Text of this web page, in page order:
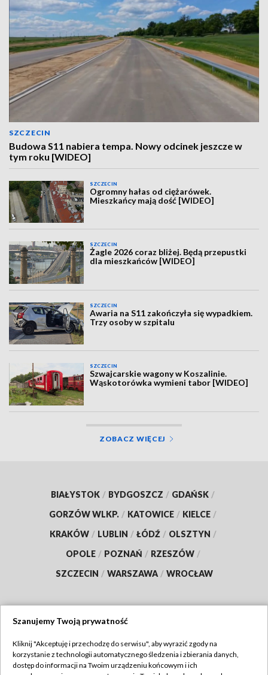
SZCZECIN
Budowa S11 nabiera tempa. Nowy odcinek jeszcze w
tym roku [WIDEO]
SZCZECIN
Ogromny hałas od ciężarówek.
Mieszkańcy mają dość [WIDEO]
SZCZECIN
Żagle 2026 coraz bliżej. Będą przepustki
dla mieszkańców [WIDEO]
SZCZECIN
Awaria na S11 zakończyła się wypadkiem.
Trzy osoby w szpitalu
SZCZECIN
Szwajcarskie wagony w Koszalinie.
Wąskotorówka wymieni tabor [WIDEO]
ZOBACZ WIĘCEJ
BIAŁYSTOK / BYDGOSZCZ / GDAŃSK /
GORZÓW WLKP. / KATOWICE / KIELCE /
KRAKÓW / LUBLIN / ŁÓDŹ / OLSZTYN /
OPOLE / POZNAŃ / RZESZÓW /
SZCZECIN / WARSZAWA / WROCŁAW
TVP
Szanujemy Twoją prywatność
Kliknij "Akceptuję i przechodzę do serwisu", aby wyrazić zgody na
korzystanie z technologii automatycznego śledzenia i zbierania danych,
dostęp do informacji na Twoim urządzeniu końcowym i ich